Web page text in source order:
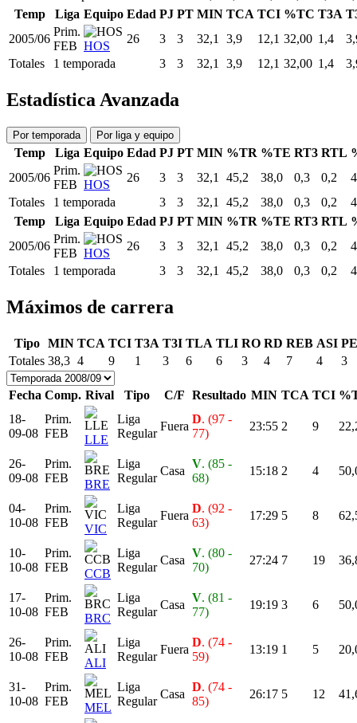
Temp
Liga Equipo Edad PJ PT MIN TCA TCI %TC T3A
2005/06
Prim.
FEB HOS
26 3 3 32,1 3,9 12,1 32,00 1,4
Totales
1 temporada 3 3 32,1 3,9 12,1 32,00 1,4
Estadística Avanzada
Por temporada Por liga y equipo
Temp Liga Equipo Edad PJ PT MIN %TR %TE RT3 RTL
2005/06
Prim.
FEB HOS
26 3 3 32,1 45,2 38,0 0,3 0,2
Totales
1 temporada 3 3 32,1 45,2 38,0 0,3 0,2
Temp
Liga Equipo Edad PJ PT MIN %TR %TE RT3 RTL
2005/06
Prim.
FEB HOS
26 3 3 32,1 45,2 38,0 0,3 0,2
Totales
1 temporada 3 3 32,1 45,2 38,0 0,3 0,2
Máximos de carrera
Tipo MIN TCA TCI T3A T3I TLA TLI RO RD REB ASI
Totales 38,3 4 9 1 3 6 6 3 4 7 4 3
Fecha Comp. Rival Tipo C/F Resultado MIN TCA TCI
18-
09-08
Prim.
FEB
LLE
Liga
Regular
Fuera
D. (97 -
77)
23:55 2 9
26-
09-08
Prim.
FEB
BRE
Liga
Regular
Casa
V. (85 -
68)
15:18 2 4
04-
10-08
Prim.
FEB
VIC
Liga
Regular
Fuera
D. (92 -
63)
17:29 5 8
10-
10-08
Prim.
FEB
CCB
Liga
Regular
Casa
V. (80 -
70)
27:24 7 19
17-
10-08
Prim.
FEB
BRC
Liga
Regular
Casa
V. (81 -
77)
19:19 3 6
26-
10-08
Prim.
FEB
ALI
Liga
Regular
Fuera
D. (74 -
59)
13:19 1 5
31-
10-08
Prim.
FEB
MEL
Liga
Regular
Casa
D. (74 -
85)
26:17 5 12